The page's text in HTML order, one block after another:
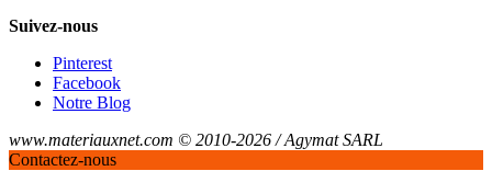
Suivez-nous
Pinterest
Facebook
Notre Blog
www.materiauxnet.com © 2010-2026 / Agymat SARL
Contactez-nous